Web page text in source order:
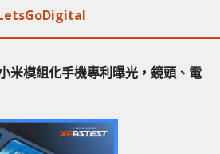
米模組化手機專利曝光，鏡頭、電